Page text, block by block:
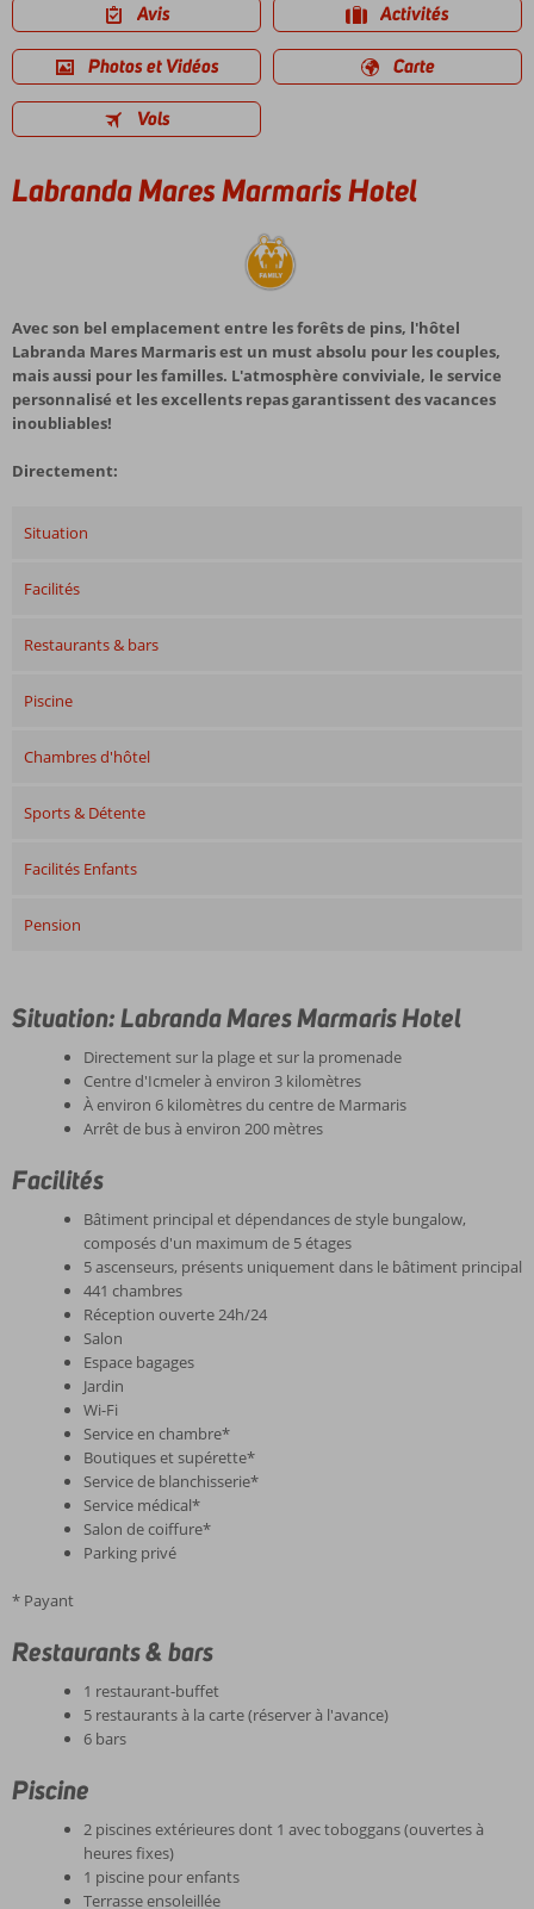
Avis Activités
Photos et Vidéos Carte
Vols
Labranda Mares Marmaris Hotel
Avec son bel emplacement entre les forêts de pins, l'hôtel
Labranda Mares Marmaris est un must absolu pour les couples,
mais aussi pour les familles. L'atmosphère conviviale, le service
personnalisé et les excellents repas garantissent des vacances
inoubliables!
Directement:
Situation
Facilités
Restaurants & bars
Piscine
Chambres d'hôtel
Sports & Détente
Facilités Enfants
Pension
Situation: Labranda Mares Marmaris Hotel
Directement sur la plage et sur la promenade
Centre d'Icmeler à environ 3 kilomètres
À environ 6 kilomètres du centre de Marmaris
Arrêt de bus à environ 200 mètres
Facilités
Bâtiment principal et dépendances de style bungalow,
composés d'un maximum de 5 étages
5 ascenseurs, présents uniquement dans le bâtiment principal
441 chambres
Réception ouverte 24h/24
Salon
Espace bagages
Jardin
Wi-Fi
Service en chambre*
Boutiques et supérette*
Service de blanchisserie*
Service médical*
Salon de coiffure*
Parking privé
* Payant
Restaurants & bars
1 restaurant-buffet
5 restaurants à la carte (réserver à l'avance)
6 bars
Piscine
2 piscines extérieures dont 1 avec toboggans (ouvertes à
heures fixes)
1 piscine pour enfants
Terrasse ensoleillée